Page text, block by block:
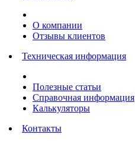
О компании
Отзывы клиентов
Техническая информация
Полезные статьи
Справочная информация
Калькуляторы
Контакты